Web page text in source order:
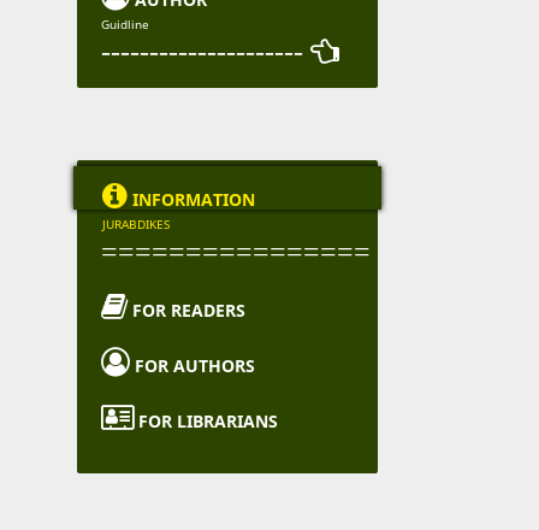
Guidline
--------------------- 
 INFORMATION
JURABDIKES
================
 FOR READERS
 FOR AUTHORS
 FOR LIBRARIANS